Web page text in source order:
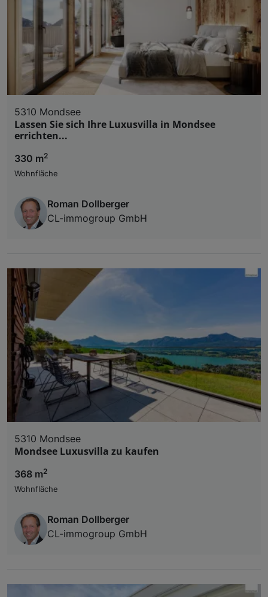
5310 Mondsee
Lassen Sie sich Ihre Luxusvilla in Mondsee
errichten...
330 m2
Wohnfläche
Roman Dollberger
CL-immogroup GmbH
5310 Mondsee
Mondsee Luxusvilla zu kaufen
368 m2
Wohnfläche
Roman Dollberger
CL-immogroup GmbH